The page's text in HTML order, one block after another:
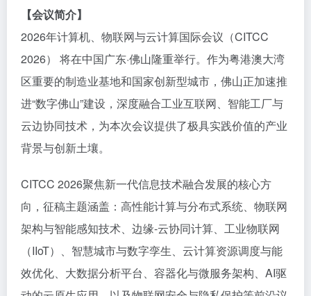
【会议简介】
2026年计算机、物联网与云计算国际会议（CITCC
2026） 将在中国广东·佛山隆重举行。作为粤港澳大湾
区重要的制造业基地和国家创新型城市，佛山正加速推
进“数字佛山”建设，深度融合工业互联网、智能工厂与
云边协同技术，为本次会议提供了极具实践价值的产业
背景与创新土壤。
CITCC 2026聚焦新一代信息技术融合发展的核心方
向，征稿主题涵盖：高性能计算与分布式系统、物联网
架构与智能感知技术、边缘-云协同计算、工业物联网
（IIoT）、智慧城市与数字孪生、云计算资源调度与能
效优化、大数据分析平台、容器化与微服务架构、AI驱